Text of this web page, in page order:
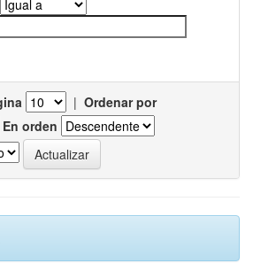
| Ordenar por
En orden